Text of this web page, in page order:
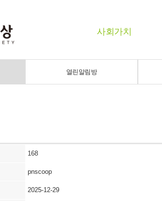
사회가치
열린알림방
168
pnscoop
2025-12-29